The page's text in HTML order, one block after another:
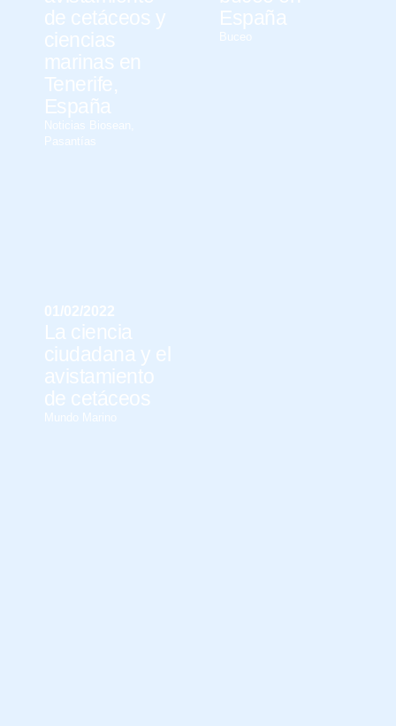
de cetáceos y
ciencias
marinas en
Tenerife,
España
Noticias Biosean
Pasantías
España
Buceo
01/02/2022
La ciencia
ciudadana y el
avistamiento
de cetáceos
Mundo Marino